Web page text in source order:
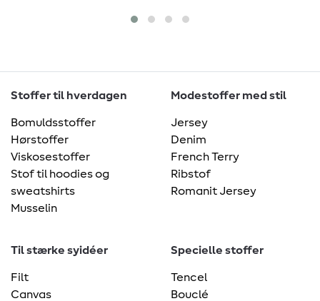
Stoffer til hverdagen
Bomuldsstoffer
Hørstoffer
Viskosestoffer
Stof til hoodies og
sweatshirts
Musselin
Modestoffer med stil
Jersey
Denim
French Terry
Ribstof
Romanit Jersey
Til stærke syidéer
Filt
Canvas
Specielle stoffer
Tencel
Bouclé